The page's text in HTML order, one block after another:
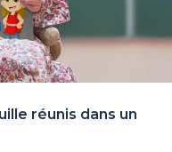
réunis dans un